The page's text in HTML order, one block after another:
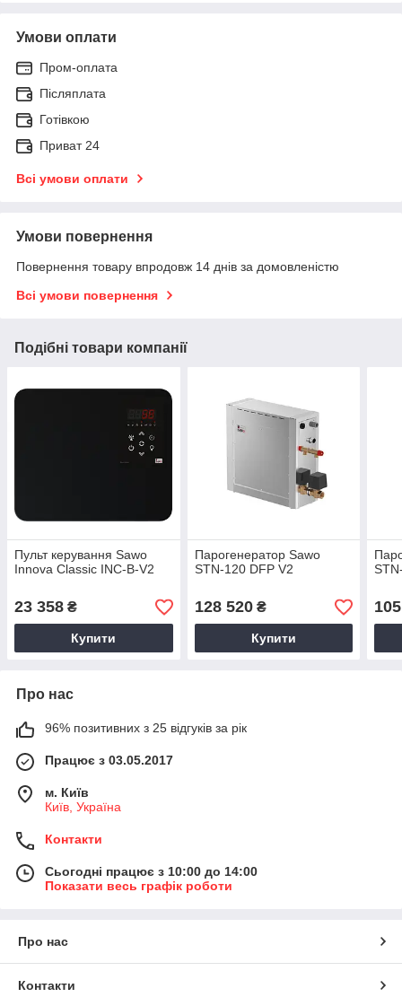
Умови оплати
Пром-оплата
Післяплата
Готівкою
Приват 24
Всі умови оплати
Умови повернення
Повернення товару впродовж 14 днів за домовленістю
Всі умови повернення
Подібні товари компанії
Пульт керування Sawo
Innova Classic INC-B-V2
23 358 ₴
Купити
Парогенератор Sawo
STN-120 DFP V2
128 520₴
Купити
Про нас
96% позитивних з 25 відгуків за рік
Працює з 03.05.2017
м. Київ
Київ, Україна
Контакти
Сьогодні працює з 10:00 до 14:00
Показати весь графік роботи
Про нас
Контакти